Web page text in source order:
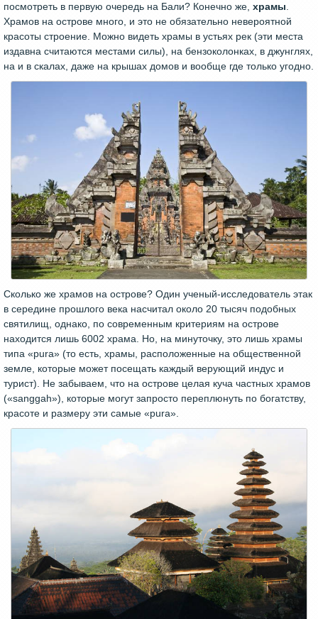
посмотреть в первую очередь на Бали? Конечно же, храмы.
Храмов на острове много, и это не обязательно невероятной
красоты строение. Можно видеть храмы в устьях рек (эти места
издавна считаются местами силы), на бензоколонках, в джунглях,
на и в скалах, даже на крышах домов и вообще где только угодно.
Сколько же храмов на острове? Один ученый-исследователь этак
в середине прошлого века насчитал около 20 тысяч подобных
святилищ, однако, по современным критериям на острове
находится лишь 6002 храма. Но, на минуточку, это лишь храмы
типа «pura» (то есть, храмы, расположенные на общественной
земле, которые может посещать каждый верующий индус и
турист). Не забываем, что на острове целая куча частных храмов
(«sanggah»), которые могут запросто переплюнуть по богатству,
красоте и размеру эти самые «pura».